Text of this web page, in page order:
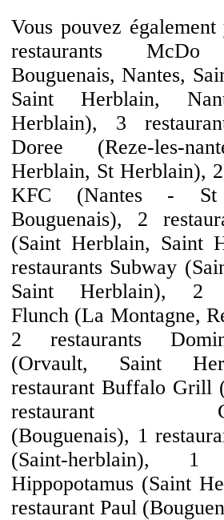
Vous pouvez
restaurants McDo
Bouguenais, Nantes,
Saint Herblain,
Herblain), 3
Doree (Reze-les-
Herblain, St Herblain),
KFC (Nantes - St
Bouguenais), 2
(Saint Herblain, Saint
restaurants Subway
Saint Herblain), 2
Flunch (La Montagne,
2 restaurants
(Orvault, Saint
restaurant Buffalo Grill
restaurant
(Bouguenais), 1
(Saint-herblain), 1
Hippopotamus (Saint
restaurant Paul